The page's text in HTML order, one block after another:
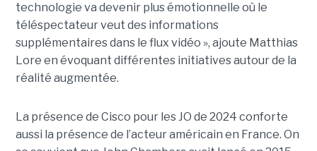
technologie va devenir plus émotionnelle où le
téléspectateur veut des informations
supplémentaires dans le flux vidéo », ajoute Matthias
Lore en évoquant différentes initiatives autour de la
réalité augmentée.
La présence de Cisco pour les JO de 2024 conforte
aussi la présence de l’acteur américain en France. On